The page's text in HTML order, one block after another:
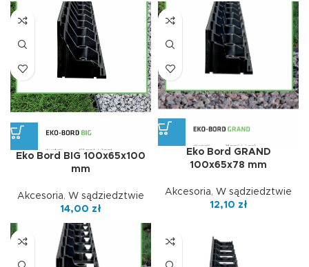
Eko Bord BIG 100x65x100
mm
Akcesoria, W sądziedztwie
14,00 zł
Eko Bord GRAND
100x65x78 mm
Akcesoria, W sądziedztwie
12,10 zł